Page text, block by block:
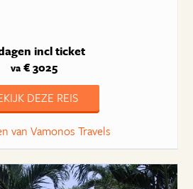
incl ticket
va € 3025
DEZE REIS
van Vamonos Travels